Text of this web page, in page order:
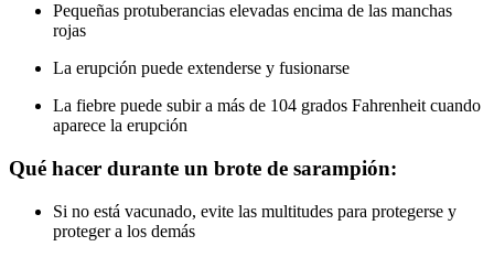
Pequeñas protuberancias elevadas encima de las manchas
rojas
La erupción puede extenderse y fusionarse
La fiebre puede subir a más de 104 grados Fahrenheit cuando
aparece la erupción
Qué hacer durante un brote de sarampión:
Si no está vacunado, evite las multitudes para protegerse y
proteger a los demás